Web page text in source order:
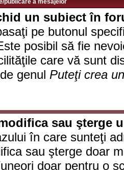
publicare a mesajelor
un subiect în
pe butonul
posibil să fie
care vă sunt
genul Puteţi crea
sau şterge
în care sunteţi
sau şterge doar
doar pentru o